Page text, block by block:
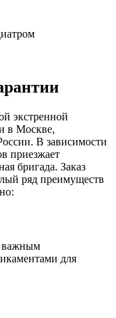
экстренной
в Москве,
В зависимости
приезжает
бригада. Заказ
ряд преимуществ
важным
для